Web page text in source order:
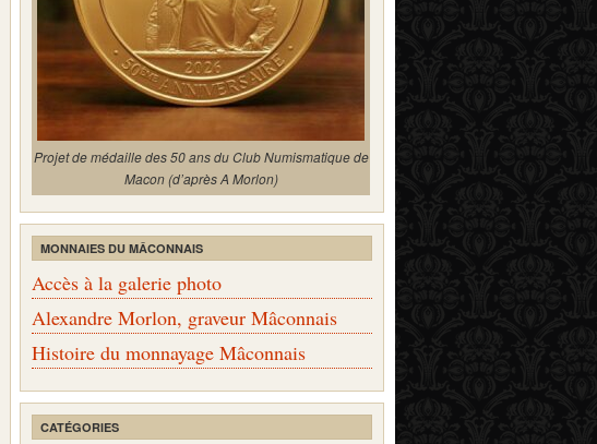
Projet de médaille des 50 ans du Club Numismatique de
Macon (d’après A Morlon)
MONNAIES DU MÂCONNAIS
Accès à la galerie photo
Alexandre Morlon, graveur Mâconnais
Histoire du monnayage Mâconnais
CATÉGORIES